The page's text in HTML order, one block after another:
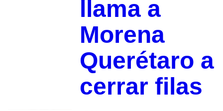
llama a
Morena
Querétaro a
cerrar filas